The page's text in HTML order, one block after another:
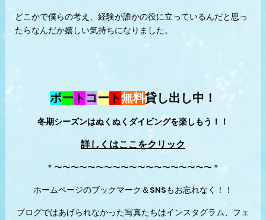
どこかで僕らの考え、経験が誰かの役に立っているんだと思っ
たらなんだか嬉しい気持ちになりました。
ボー ト コー ト無料貸し出し中！
冬期シーズンはぬくぬくダイビングを楽しもう！！
詳しくはここをクリック
＊〜〜〜〜〜〜〜〜〜〜〜〜〜〜〜〜〜〜〜＊
ホームページのブックマーク＆SNSもお忘れなく！！
ブログではあげられなかった写真たちはインスタグラム、フェ